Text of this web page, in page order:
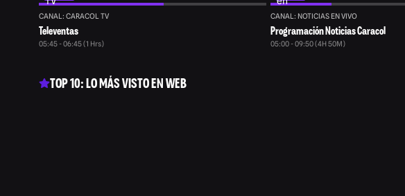
CANAL: CARACOL TV
Televentas
05:45 - 06:45 (1 Hrs)
CANAL: NOTICIAS EN VIVO
Programación Noticias Caracol
05:00 - 09:50 (4H 50M)
TOP 10: LO MÁS VISTO EN WEB